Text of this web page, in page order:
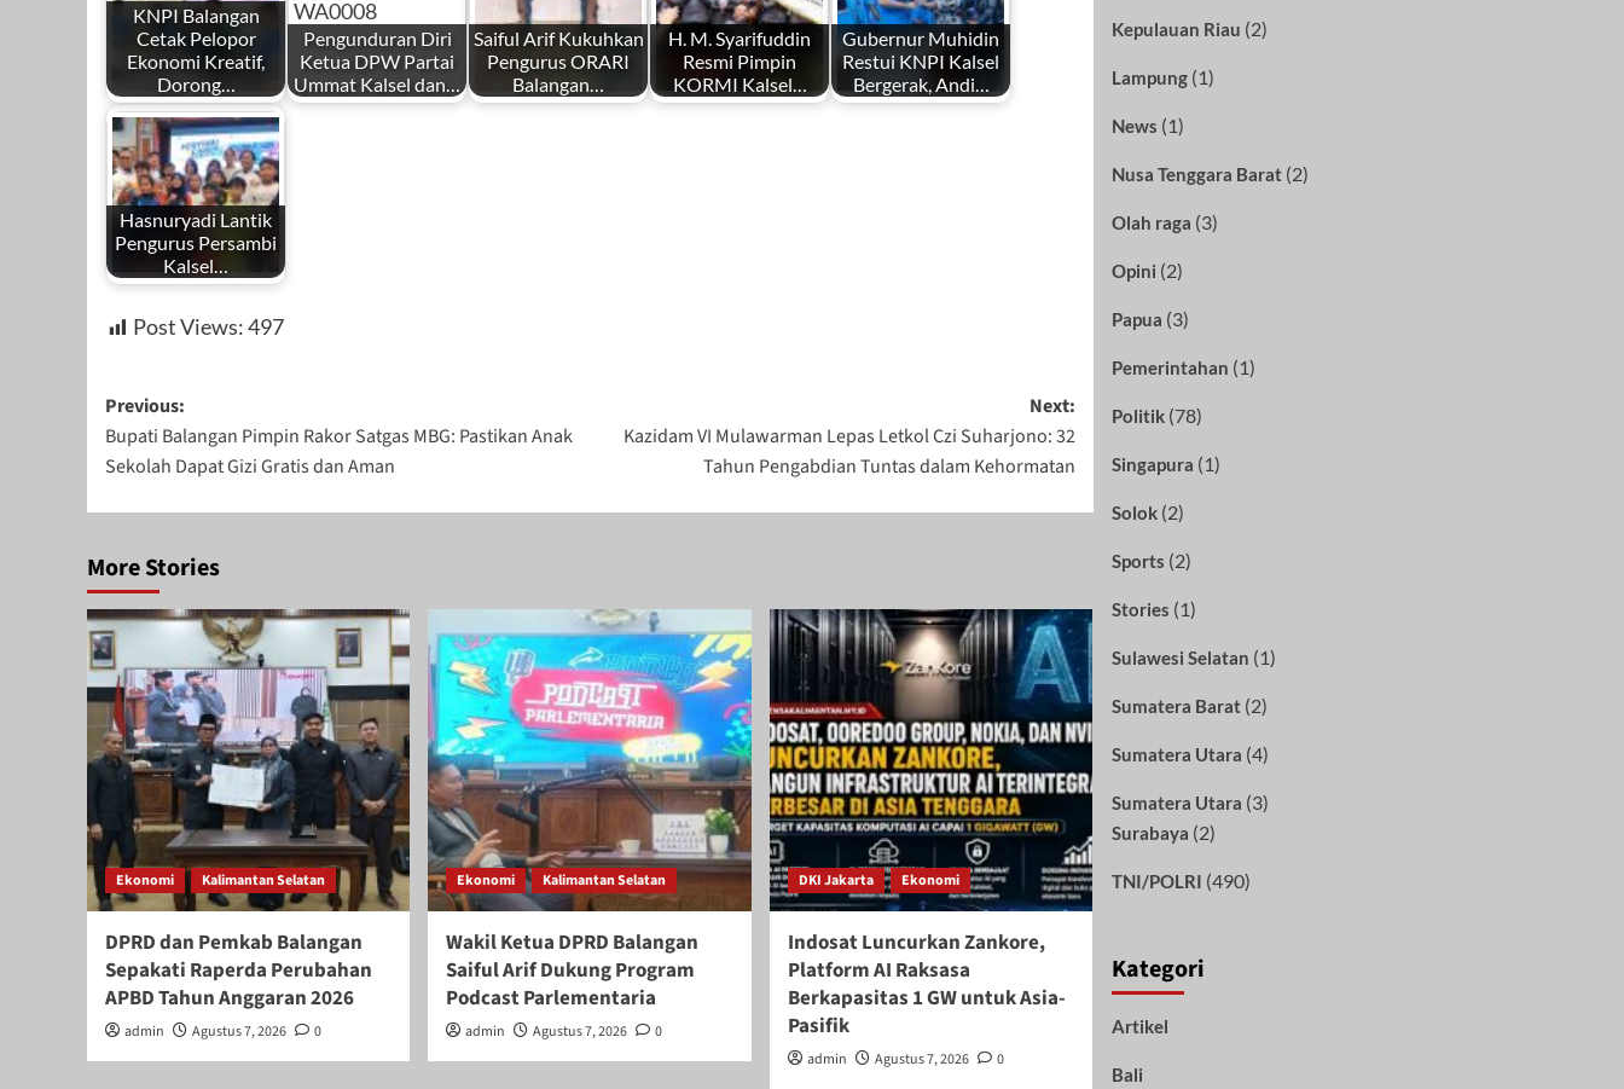
KNPI Balangan
Cetak Pelopor
Ekonomi Kreatif,
Dorong…
Pengunduran Diri
Ketua DPW Partai
Ummat Kalsel dan…
Saiful Arif Kukuhkan
Pengurus ORARI
Balangan…
H. M. Syarifuddin
Resmi Pimpin
KORMI Kalsel…
Gubernur Muhidin
Restui KNPI Kalsel
Bergerak, Andi…
Hasnuryadi Lantik
Pengurus Persambi
Kalsel…
Post Views:497
Post
navigation
Previous:
Bupati Balangan Pimpin Rakor Satgas MBG: Pastikan Anak
Sekolah Dapat Gizi Gratis dan Aman
Next:
Kazidam VI Mulawarman Lepas Letkol Czi Suharjono: 32
Tahun Pengabdian Tuntas dalam Kehormatan
More Stories
Ekonomi Kalimantan Selatan
DPRD dan Pemkab Balangan
Sepakati Raperda Perubahan
APBD Tahun Anggaran 2026
admin Agustus 7, 2026 0
Ekonomi Kalimantan Selatan
Wakil Ketua DPRD Balangan
Saiful Arif Dukung Program
Podcast Parlementaria
admin Agustus 7, 2026 0
DKI Jakarta Ekonomi
Indosat Luncurkan Zankore,
Platform AI Raksasa
Berkapasitas 1 GW untuk Asia-
Pasifik
admin Agustus 7, 2026 0
Kepulauan Riau (2)
Lampung(1)
News (1)
Nusa Tenggara Barat(2)
Olah raga (3)
Opini (2)
Papua (3)
Pemerintahan (1)
Politik(78)
Singapura (1)
Solok(2)
Sports (2)
Stories (1)
Sulawesi Selatan (1)
Sumatera Barat(2)
Sumatera Utara (4)
Sumatera Utara (3)
Surabaya (2)
TNI/POLRI (490)
Kategori
Artikel
Bali